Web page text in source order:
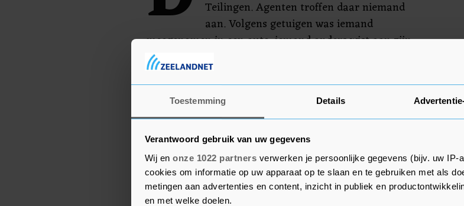
Toestemming Details
Verantwoord gebruik van uw gegevens
Wij en onze 1022 partners verwerken je persoonlijke gegevens (bijv. uw
cookies om informatie op uw apparaat op te slaan en te gebruiken met als
metingen aan advertenties en content, inzicht in publiek en
en met welke doelen.
Teilingen. Agenten troffen daar niemand
aan. Volgens getuigen was iemand
meegenomen in een auto, iemand anders wist aan zijn
belagers te ontkomen.
De opgepakte verdachte zit voorlopig vast. De politie sluit
niet uit dat meer aanhoudingen volgen.